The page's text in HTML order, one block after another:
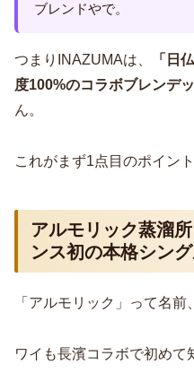
ブレンドやで。
つまりINAZUMAは、
「日
度100%のコラボブレンデ
ん。
これがまず1点目のポイント
アルモリック蒸溜
ンス初の本格シン
「アルモリック」って名前
ワイも長濱コラボで初めて